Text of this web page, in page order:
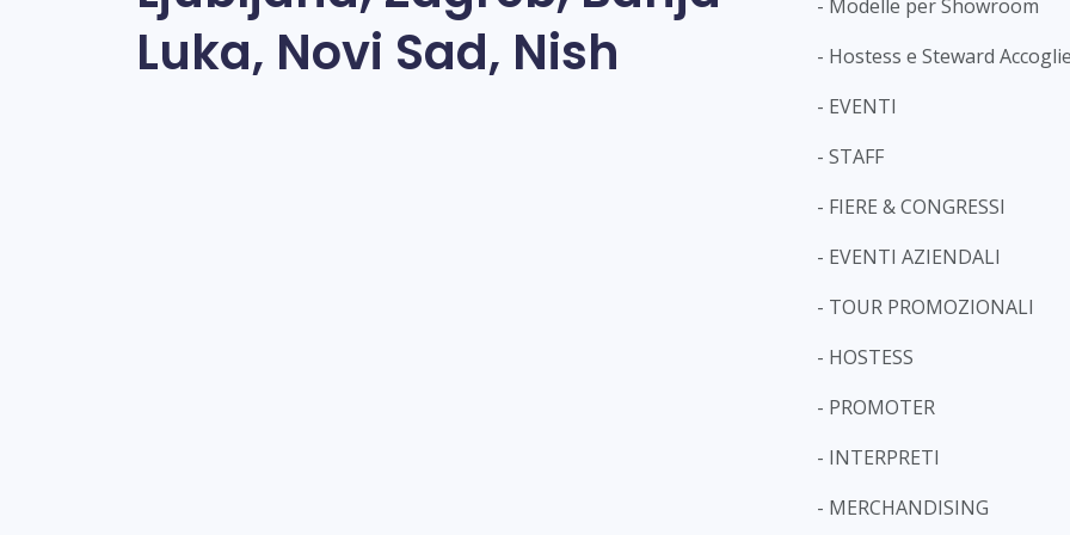
Luka, Novi Sad, Nish
- Modelle per Showroom
- Hostess e Steward
- EVENTI
- STAFF
- FIERE & CONGRESSI
- EVENTI AZIENDALI
- TOUR PROMOZIONALI
- HOSTESS
- PROMOTER
- INTERPRETI
- MERCHANDISING